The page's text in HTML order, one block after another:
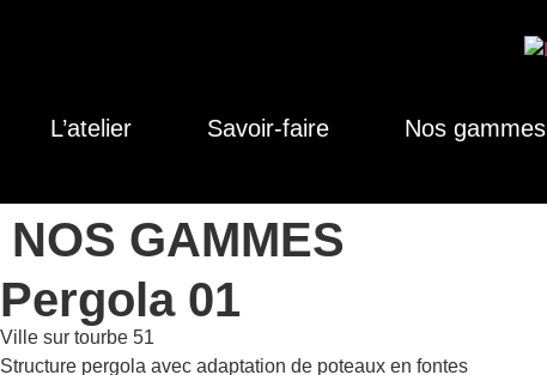
L’atelier Savoir-faire Nos gammes
NOS GAMMES
Pergola 01
Ville sur tourbe 51
Structure pergola avec adaptation de poteaux en fontes